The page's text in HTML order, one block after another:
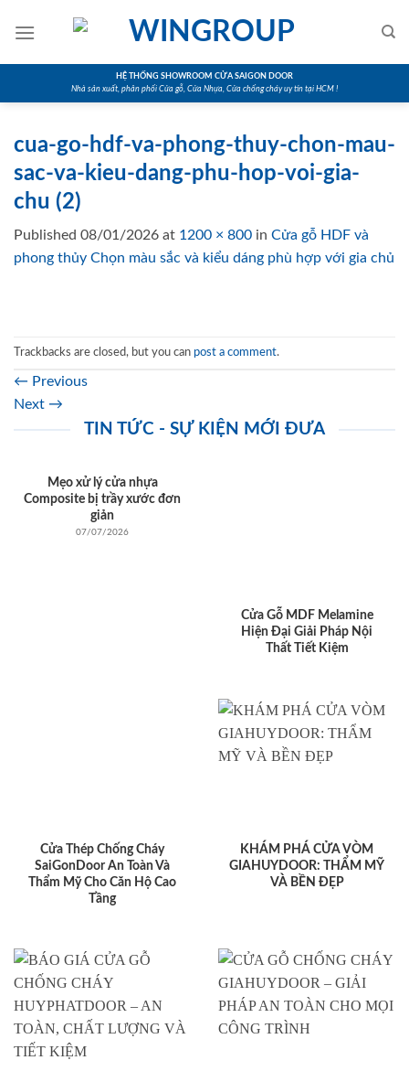
HỆ THỐNG SHOWROOM CỬA SAIGON DOOR
Nhà sản xuất, phân phối Cửa gỗ, Cửa Nhựa, Cửa chống cháy uy tín tại HCM !
cua-go-hdf-va-phong-thuy-chon-mau-
sac-va-kieu-dang-phu-hop-voi-gia-
chu (2)
Published 08/01/2026 at 1200 × 800 in Cửa gỗ HDF và
phong thủy Chọn màu sắc và kiểu dáng phù hợp với gia chủ
Trackbacks are closed, but you can post a comment.
← Previous
Next →
TIN TỨC - SỰ KIỆN MỚI ĐƯA
Mẹo xử lý cửa nhựa
Composite bị trầy xước đơn
giản
07/07/2026
Cửa Gỗ MDF Melamine
Hiện Đại Giải Pháp Nội
Thất Tiết Kiệm
Cửa Thép Chống Cháy
SaiGonDoor An Toàn Và
Thẩm Mỹ Cho Căn Hộ Cao
Tầng
KHÁM PHÁ CỬA VÒM
GIAHUYDOOR: THẨM MỸ
VÀ BỀN ĐẸP